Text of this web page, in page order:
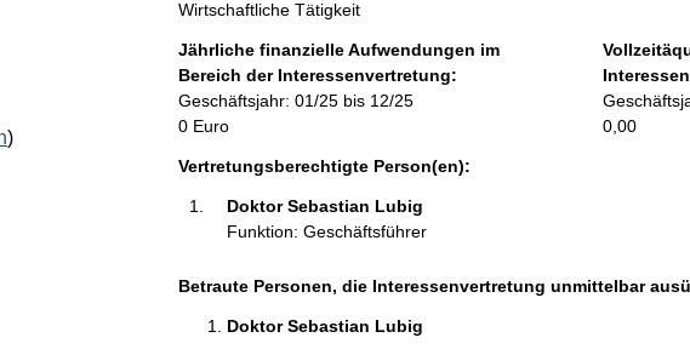
)
t
f
o
r
m
Wirtschaftliche Tätigkeit
Jährliche finanzielle Aufwendungen im
Bereich der Interessenvertretung:
Geschäftsjahr: 01/25 bis 12/25
0 Euro
0,00
Vertretungsberechtigte Person(en):
Doktor Sebastian Lubig
Funktion: Geschäftsführer
Betraute Personen, die Interessenvertretung unmittelbar
Doktor Sebastian Lubig